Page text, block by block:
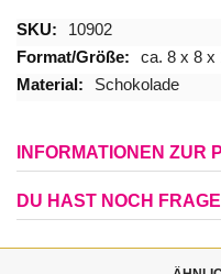
Mehr
Informationen
10902
ca. 8 x 8 x
Schokolade
INFORMATIONEN ZUR
DU HAST NOCH